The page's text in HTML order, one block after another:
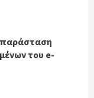
του e-